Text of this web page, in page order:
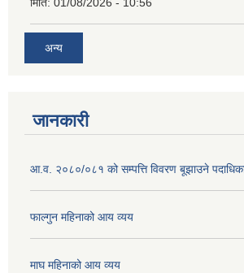
अन्य
जानकारी
आ.व. २०८०/०८१ को सम्पत्ति विवरण बूझाउने
फाल्गुन महिनाको आय व्यय
माघ महिनाको आय व्यय